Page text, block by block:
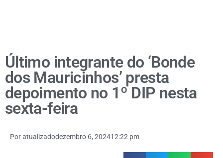
Último integrante do ‘Bonde
dos Mauricinhos’ presta
depoimento no 1º DIP nesta
sexta-feira
Poratualizadodezembro 6, 202412:22 pm